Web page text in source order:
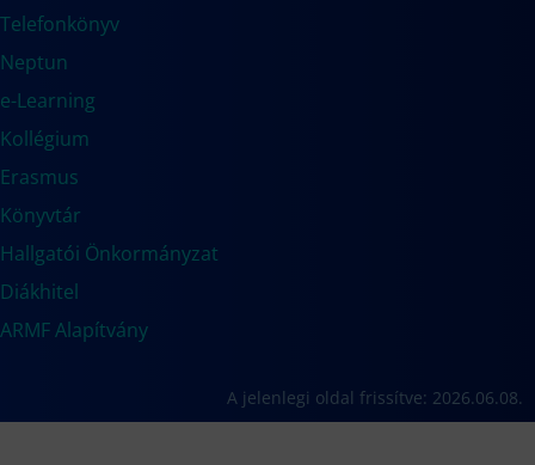
Telefonkönyv
Neptun
e-Learning
Kollégium
Erasmus
Könyvtár
Hallgatói Önkormányzat
Diákhitel
ARMF Alapítvány
A jelenlegi oldal frissítve: 2026.06.08.